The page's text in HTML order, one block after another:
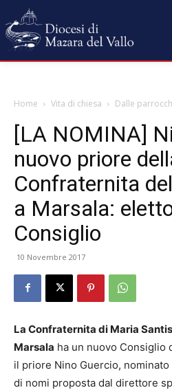
Home Vita di chiesa Dalle
[LA NOMINA]
nuovo priore
Confraternita
a Marsala:
Consiglio
10 Novembre 2017
La Confraternita di Maria
Marsala ha un nuovo Consiglio
il priore Nino Guercio,
di nomi proposta dal direttore